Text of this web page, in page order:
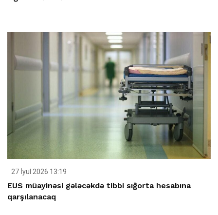
27 İyul 2026 13:19
EUS müayinəsi gələcəkdə tibbi sığorta hesabına
qarşılanacaq